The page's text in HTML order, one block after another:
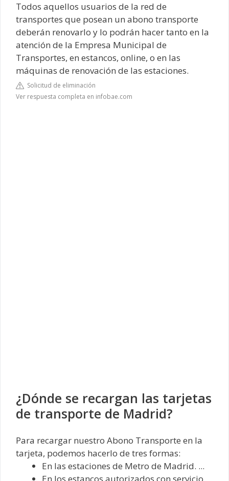
Todos aquellos usuarios de la red de
transportes que posean un abono transporte
deberán renovarlo y lo podrán hacer tanto en la
atención de la Empresa Municipal de
Transportes, en estancos, online, o en las
máquinas de renovación de las estaciones.
Solicitud de eliminación
Ver respuesta completa en infobae.com
¿Dónde se recargan las tarjetas
de transporte de Madrid?
Para recargar nuestro Abono Transporte en la
tarjeta, podemos hacerlo de tres formas:
En las estaciones de Metro de Madrid. ...